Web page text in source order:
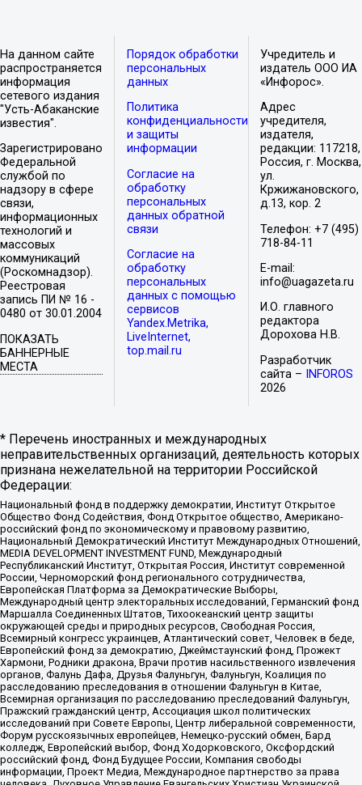
На данном сайте
распространяется
информация
сетевого издания
"Усть-Абаканские
известия".
Зарегистрировано
Федеральной
службой по
надзору в сфере
связи,
информационных
технологий и
массовых
коммуникаций
(Роскомнадзор).
Реестровая
запись ПИ № 16 -
0480 от 30.01.2004
ПОКАЗАТЬ
БАННЕРНЫЕ
МЕСТА
Порядок обработки
персональных
данных
Политика
конфиденциальности
и защиты
информации
Согласие на
обработку
персональных
данных обратной
связи
Согласие на
обработку
персональных
данных с помощью
сервисов
Yandex.Metrika,
LiveInternet,
top.mail.ru
Учредитель и
издатель ООО ИА
«Инфорос».
Адрес
учредителя,
издателя,
редакции: 117218,
Россия, г. Москва,
ул.
Кржижановского,
д.13, кор. 2
Телефон: +7 (495)
718-84-11
E-mail:
info@uagazeta.ru
И.О. главного
редактора
Дорохова Н.В.
Разработчик
сайта –
INFOROS
2026
* Перечень иностранных и международных
неправительственных организаций, деятельность которых
признана нежелательной на территории Российской
Федерации:
Национальный фонд в поддержку демократии, Институт Открытое
Общество Фонд Содействия, Фонд Открытое общество, Американо-
российский фонд по экономическому и правовому развитию,
Национальный Демократический Институт Международных Отношений,
MEDIA DEVELOPMENT INVESTMENT FUND, Международный
Республиканский Институт, Открытая Россия, Институт современной
России, Черноморский фонд регионального сотрудничества,
Европейская Платформа за Демократические Выборы,
Международный центр электоральных исследований, Германский фонд
Маршалла Соединенных Штатов, Тихоокеанский центр защиты
окружающей среды и природных ресурсов, Свободная Россия,
Всемирный конгресс украинцев, Атлантический совет, Человек в беде,
Европейский фонд за демократию, Джеймстаунский фонд, Прожект
Хармони, Родники дракона, Врачи против насильственного извлечения
органов, Фалунь Дафа, Друзья Фалуньгун, Фалуньгун, Коалиция по
расследованию преследования в отношении Фалуньгун в Китае,
Всемирная организация по расследованию преследований Фалуньгун,
Пражский гражданский центр, Ассоциация школ политических
исследований при Совете Европы, Центр либеральной современности,
Форум русскоязычных европейцев, Немецко-русский обмен, Бард
колледж, Европейский выбор, Фонд Ходорковского, Оксфордский
российский фонд, Фонд Будущее России, Компания свободы
информации, Проект Медиа, Международное партнерство за права